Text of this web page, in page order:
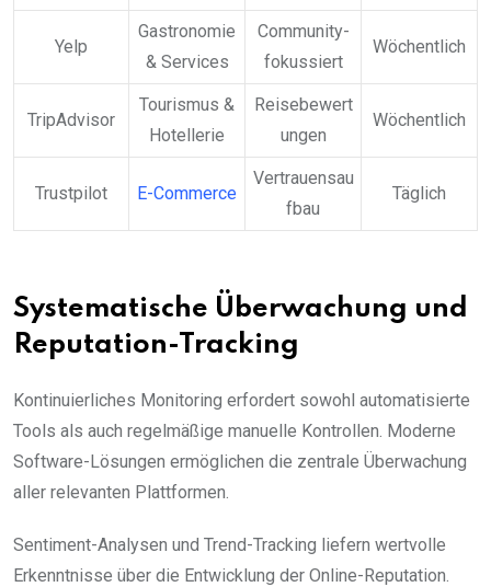
Yelp
Gastronomie
& Services
Community-
fokussiert
Wöchentlich
TripAdvisor
Tourismus &
Hotellerie
Reisebewert
ungen
Wöchentlich
Trustpilot E-Commerce
Vertrauensau
fbau
Täglich
Systematische Überwachung und
Reputation-Tracking
Kontinuierliches Monitoring erfordert sowohl automatisierte
Tools als auch regelmäßige manuelle Kontrollen. Moderne
Software-Lösungen ermöglichen die zentrale Überwachung
aller relevanten Plattformen.
Sentiment-Analysen und Trend-Tracking liefern wertvolle
Erkenntnisse über die Entwicklung der Online-Reputation.